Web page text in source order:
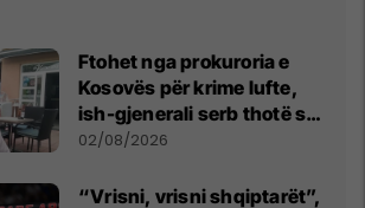
Ftohet nga prokuroria e
Kosovës për krime lufte,
ish-gjenerali serb thotë se
dikush e tradhtoi në
02/08/2026
“Vrisni, vrisni shqiptarët”,